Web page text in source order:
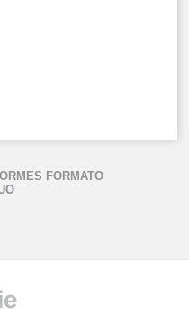
FORMATO